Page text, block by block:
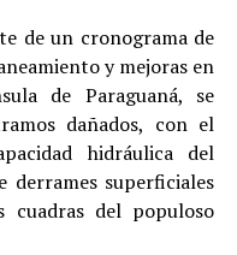
de un cronograma de
y mejoras en
de Paraguaná, se
dañados, con el
hidráulica del
derrames superficiales
cuadras del populoso